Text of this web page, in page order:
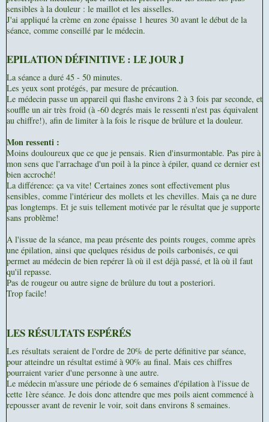
sensibles à la douleur : le maillot et les aisselles.
J'ai appliqué la crème en zone épaisse 1 heures 30 avant le début de la
séance, comme conseillé par le médecin.
EPILATION DÉFINITIVE : LE JOUR J
La séance a duré 45 - 50 minutes.
Les yeux sont protégés, par mesure de précaution.
Le médecin passe un appareil qui flashe environs 2 à 3 fois par seconde, et
souffle un air très froid (à -60 degrés mais le ressenti n'est pas équivalent
au chiffre!), afin de limiter à la fois le risque de brûlure et la douleur.
Mon ressenti :
Moins douloureux que ce que je pensais. Rien d'insurmontable. Pas pire à
mon sens que l'arrachage d'un poil à la pince à épiler, quand ce dernier est
bien accroché!
La différence: ça va vite! Certaines zones sont effectivement plus
sensibles, comme l'intérieur des mollets et les chevilles. Mais ça ne dure
pas longtemps. Et je suis tellement motivée par le résultat que je supporte
sans problème!
A l'issue de la séance, ma peau présente des points rouges, comme après
une épilation, ainsi que quelques résidus de poils carbonisés, ce qui
permet au médecin de bien repérer là où il est déjà passé, et là où il faut
qu'il repasse.
Pas de rougeur ou autre signe de brûlure du tout a posteriori.
Trop facile!
LES RÉSULTATS ESPÉRÉS
Les résultats seraient de l'ordre de 20% de perte définitive par séance,
pour atteindre un résultat estimé à 90% au final. Mais ces chiffres
pourraient varier d'une personne à une autre.
Le médecin m'assure une période de 6 semaines d'épilation à l'issue de
cette 1ère séance. Je dois donc attendre que mes poils aient commencé à
repousser avant de revenir le voir, soit dans environs 8 semaines.